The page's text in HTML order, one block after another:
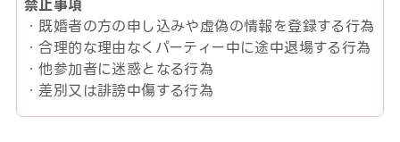
禁止事項
・既婚者の方の申し込みや虚偽の情報を登録する行為
・合理的な理由なくパーティー中に途中退場する行為
・他参加者に迷惑となる行為
・差別又は誹謗中傷する行為